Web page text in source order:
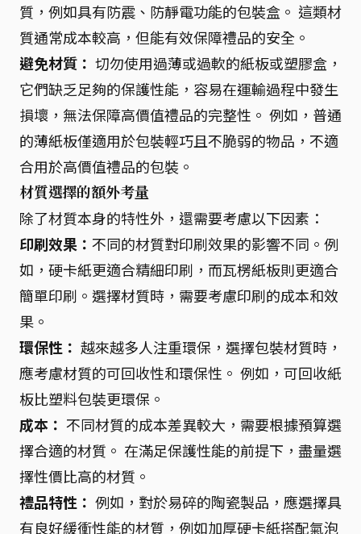
質，例如具有防震、防靜電功能的包裝盒。 這類材
質通常成本較高，但能有效保障禮品的安全。
避免材質： 切勿使用過薄或過軟的紙板或塑膠盒，
它們缺乏足夠的保護性能，容易在運輸過程中發生
損壞，無法保障高價值禮品的完整性。 例如，普通
的薄紙板僅適用於包裝輕巧且不脆弱的物品，不適
合用於高價值禮品的包裝。
材質選擇的額外考量
除了材質本身的特性外，還需要考慮以下因素：
印刷效果： 不同的材質對印刷效果的影響不同。例
如，硬卡紙更適合精細印刷，而瓦楞紙板則更適合
簡單印刷。選擇材質時，需要考慮印刷的成本和效
果。
環保性： 越來越多人注重環保，選擇包裝材質時，
應考慮材質的可回收性和環保性。 例如，可回收紙
板比塑料包裝更環保。
成本： 不同材質的成本差異較大，需要根據預算選
擇合適的材質。 在滿足保護性能的前提下，盡量選
擇性價比高的材質。
禮品特性： 例如，對於易碎的陶瓷製品，應選擇具
有良好緩衝性能的材質，例如加厚硬卡紙搭配氣泡